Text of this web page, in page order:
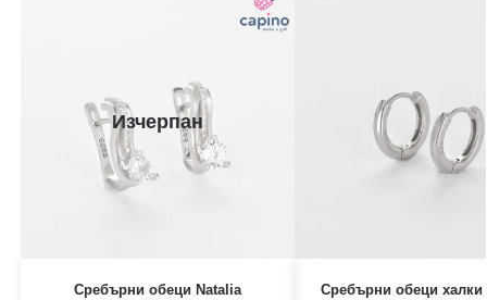
Изчерпан
Сребърни обеци Natalia
Сребърни обеци халки